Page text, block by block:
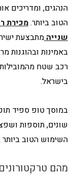
הנהגים, ומדריכים
הטוב ביותר.מכירת
שנייה מתבצעת
באמינות ובהוגנות
רכב שטח
בישראל.
במוסך טופ ספיד
שונים, תוספות
השימוש הטוב
מהם